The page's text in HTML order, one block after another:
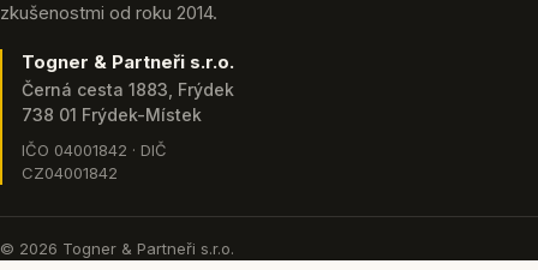
zkušenostmi od roku 2014.
Togner & Partneři s.r.o.
Černá cesta 1883, Frýdek
738 01 Frýdek-Místek
IČO 04001842 · DIČ
CZ04001842
© 2026 Togner & Partneři s.r.o.